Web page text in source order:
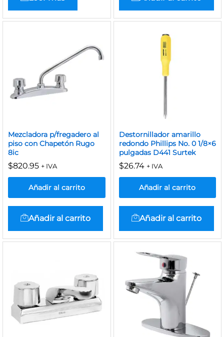
Mezcladora p/fregadero al
piso con Chapetón Rugo
8ic
$820.95 + IVA
Añadir al carrito
Añadir al carrito
Destornillador amarillo
redondo Phillips No. 0 1/8×6
pulgadas D441 Surtek
$26.74 + IVA
Añadir al carrito
Añadir al carrito